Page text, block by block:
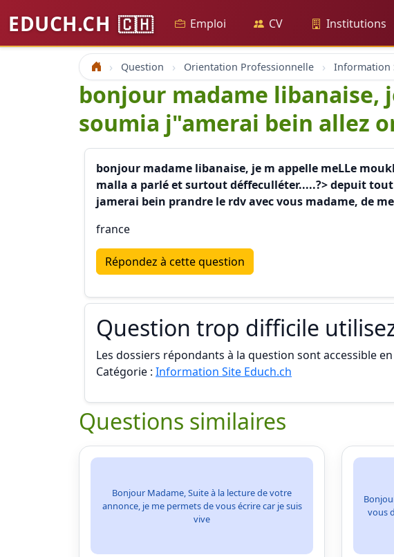
EDUCH.CH 🇨🇭 Emploi CV Institutions
Accueil Question Orientation Professionnelle Information
bonjour madame libanaise,
soumia j"amerai bein allez
bonjour madame libanaise, je m appelle meLLe
malla a parlé et surtout déffeculléter.....?> depuit
jamerai bein prandre le rdv avec vous madame, de
france
Répondez à cette question
Question trop difficile
Les dossiers répondants à la question sont accessible
Catégorie : Information Site Educh.ch
Questions similaires
Bonjour Madame, Suite à la lecture de votre
annonce, je me permets de vous écrire car je suis
vive
vous